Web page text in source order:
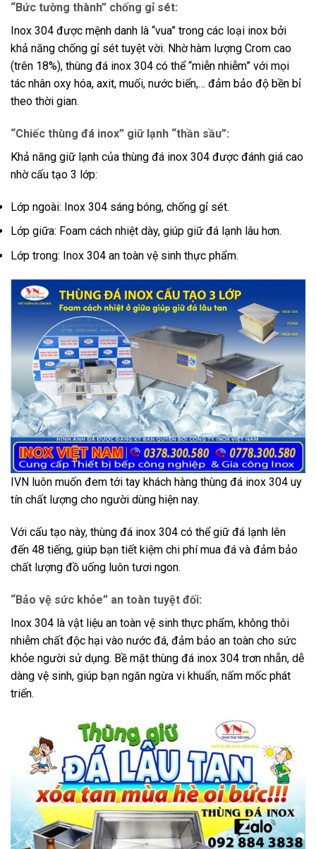
“Bức tường thành” chống gỉ sét:
Inox 304 được mệnh danh là “vua” trong các loại inox bởi
khả năng chống gỉ sét tuyệt vời. Nhờ hàm lượng Crom cao
(trên 18%), thùng đá inox 304 có thể “miễn nhiễm” với mọi
tác nhân oxy hóa, axit, muối, nước biển,… đảm bảo độ bền bỉ
theo thời gian.
“Chiếc thùng đá inox” giữ lạnh “thần sầu”:
Khả năng giữ lạnh của thùng đá inox 304 được đánh giá cao
nhờ cấu tạo 3 lớp:
Lớp ngoài: Inox 304 sáng bóng, chống gỉ sét.
Lớp giữa: Foam cách nhiệt dày, giúp giữ đá lạnh lâu hơn.
Lớp trong: Inox 304 an toàn vệ sinh thực phẩm.
IVN luôn muốn đem tới tay khách hàng thùng đá inox 304 uy
tín chất lượng cho người dùng hiện nay.
Với cấu tạo này, thùng đá inox 304 có thể giữ đá lạnh lên
đến 48 tiếng, giúp bạn tiết kiệm chi phí mua đá và đảm bảo
chất lượng đồ uống luôn tươi ngon.
“Bảo vệ sức khỏe” an toàn tuyệt đối:
Inox 304 là vật liệu an toàn vệ sinh thực phẩm, không thôi
nhiễm chất độc hại vào nước đá, đảm bảo an toàn cho sức
khỏe người sử dụng. Bề mặt thùng đá inox 304 trơn nhẵn, dễ
dàng vệ sinh, giúp bạn ngăn ngừa vi khuẩn, nấm mốc phát
triển.